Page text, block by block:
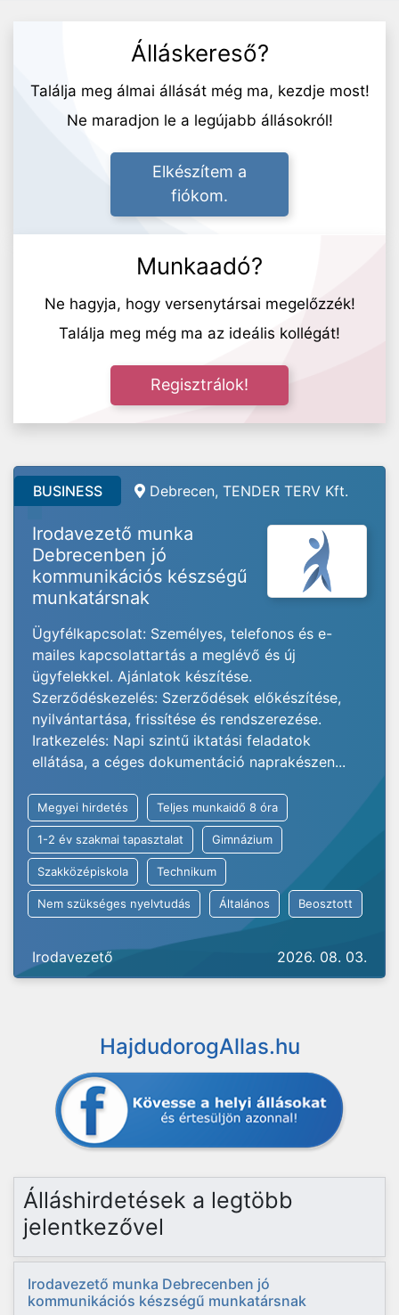
Álláskereső?
Találja meg álmai állását még ma, kezdje most!
Ne maradjon le a legújabb állásokról!
Elkészítem a
fiókom.
Munkaadó?
Ne hagyja, hogy versenytársai megelőzzék!
Találja meg még ma az ideális kollégát!
Regisztrálok!
BUSINESS Debrecen, TENDER TERV Kft.
Irodavezető munka
Debrecenben jó
kommunikációs készségű
munkatársnak
Ügyfélkapcsolat: Személyes, telefonos és e-
mailes kapcsolattartás a meglévő és új
ügyfelekkel. Ajánlatok készítése.
Szerződéskezelés: Szerződések előkészítése,
nyilvántartása, frissítése és rendszerezése.
Iratkezelés: Napi szintű iktatási feladatok
ellátása, a céges dokumentáció naprakészen...
Megyei hirdetés Teljes munkaidő 8 óra
1-2 év szakmai tapasztalat Gimnázium
Szakközépiskola Technikum
Nem szükséges nyelvtudás Általános Beosztott
Irodavezető 2026. 08. 03.
HajdudorogAllas.hu
Álláshirdetések a legtöbb
jelentkezővel
Irodavezető munka Debrecenben jó
kommunikációs készségű munkatársnak